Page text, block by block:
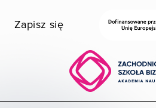
Zapisz się
Wybierz wydział
Uczelnia dostępna